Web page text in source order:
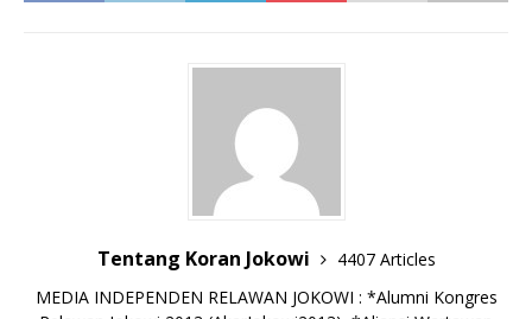
A Li
n
o
Tentang Koran Jokowi
4407 Articles
MEDIA INDEPENDEN RELAWAN JOKOWI : *Alumni Kongres